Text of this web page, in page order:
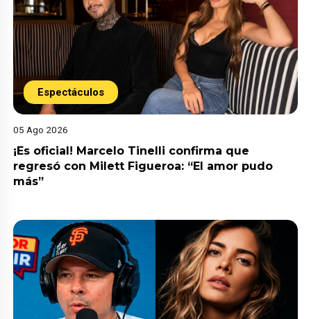
Espectáculos
05 Ago 2026
¡Es oficial! Marcelo Tinelli confirma que
regresó con Milett Figueroa: “El amor pudo
más”